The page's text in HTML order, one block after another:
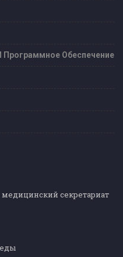
Обеспечение
секретариат